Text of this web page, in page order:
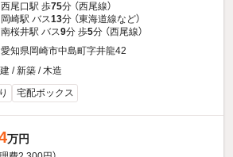
西尾口駅 歩75分 （西尾線）
岡崎駅 バス13分 （東海道線など）
南桜井駅 バス9分 歩5分 （西尾線）
愛知県岡崎市中島町字井龍42
/ 新築 / 木造
宅配ボックス
万円